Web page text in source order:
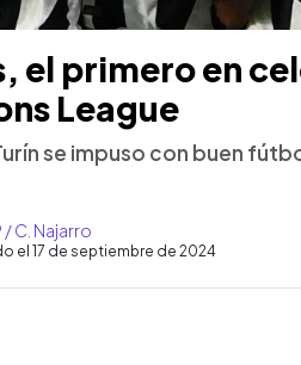
el primero en
League
se impuso con buen
/ C. Najarro
el 17 de septiembre de 2024